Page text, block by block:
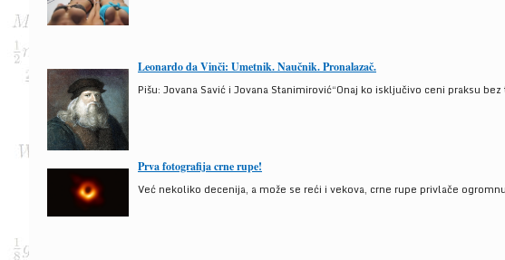
Leonardo da Vinči: Umetnik. Naučnik. Pronalazač.
Pišu: Jovana Savić i Jovana Stanimirović“Onaj ko isključivo ceni praksu
Prva fotografija crne rupe!
Već nekoliko decenija, a može se reći i vekova, crne rupe privlače